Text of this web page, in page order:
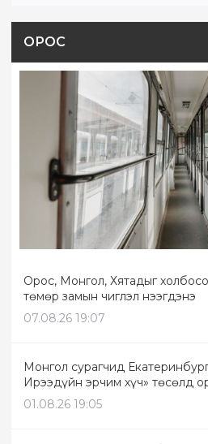
ОРОС
Орос, Монгол, Хятадыг
төмөр замын чиглэл нээгдэнэ
07.08.26 19:07
Монгол сурагчид
Ирээдүйн эрчим хүч» төсөлд
01.08.26 19:05